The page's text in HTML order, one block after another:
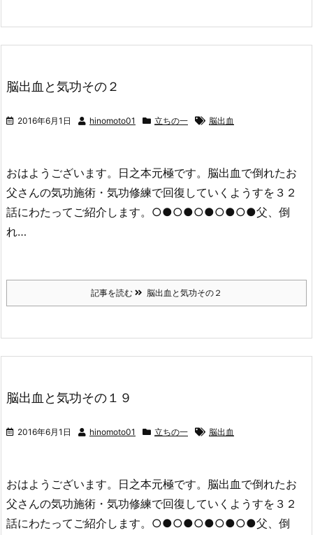
脳出血と気功その２
2016年6月1日 hinomoto01 立ちの一 脳出血
おはようございます。日之本元極です。脳出血で倒れたお
父さんの気功施術・気功修練で回復していくようすを３２
話にわたってご紹介します。○●○●○●○●○●父、倒
れ…
記事を読む 脳出血と気功その２
脳出血と気功その１９
2016年6月1日 hinomoto01 立ちの一 脳出血
おはようございます。日之本元極です。脳出血で倒れたお
父さんの気功施術・気功修練で回復していくようすを３２
話にわたってご紹介します。○●○●○●○●○●父、倒